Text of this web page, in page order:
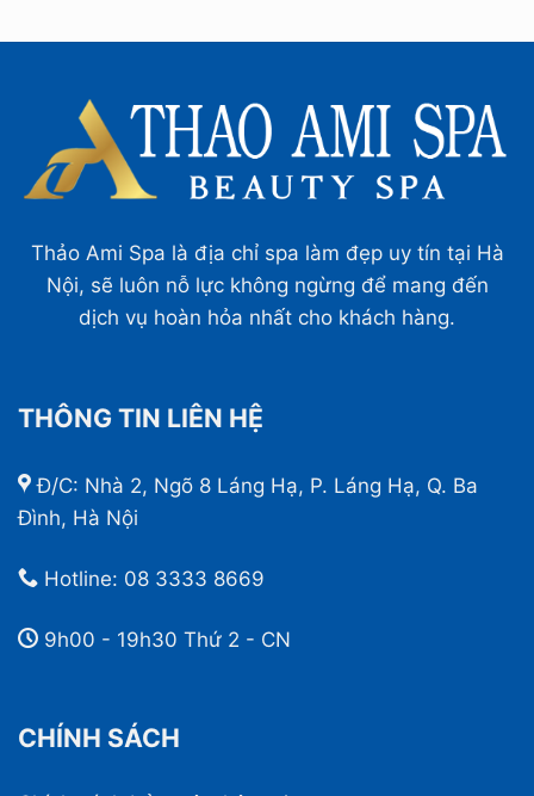
Thảo Ami Spa là địa chỉ spa làm đẹp uy tín tại Hà
Nội, sẽ luôn nỗ lực không ngừng để mang đến
dịch vụ hoàn hỏa nhất cho khách hàng.
THÔNG TIN LIÊN HỆ
Đ/C: Nhà 2, Ngõ 8 Láng Hạ, P. Láng Hạ, Q. Ba
Đình, Hà Nội
Hotline: 08 3333 8669
9h00 - 19h30 Thứ 2 - CN
CHÍNH SÁCH